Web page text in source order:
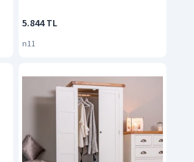
5.844 TL
n11